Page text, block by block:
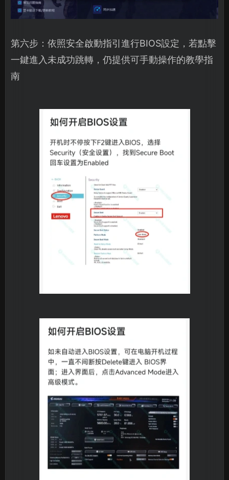
第六步：依照安全啟動指引進行BIOS設定，若點擊
一鍵進入未成功跳轉，仍提供可手動操作的教學指
南